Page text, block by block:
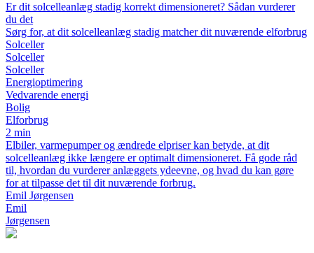
Er dit solcelleanlæg stadig korrekt dimensioneret? Sådan vurderer
du det
Sørg for, at dit solcelleanlæg stadig matcher dit nuværende elforbrug
Solceller
Solceller
Solceller
Energioptimering
Vedvarende energi
Bolig
Elforbrug
2 min
Elbiler, varmepumper og ændrede elpriser kan betyde, at dit
solcelleanlæg ikke længere er optimalt dimensioneret. Få gode råd
til, hvordan du vurderer anlæggets ydeevne, og hvad du kan gøre
for at tilpasse det til dit nuværende forbrug.
Emil Jørgensen
Emil
Jørgensen